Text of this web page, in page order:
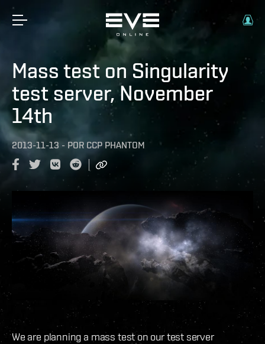
Mass test on Singularity
test server, November
14th
2013-11-13 - POR CCP PHANTOM
We are planning a mass test on our test server